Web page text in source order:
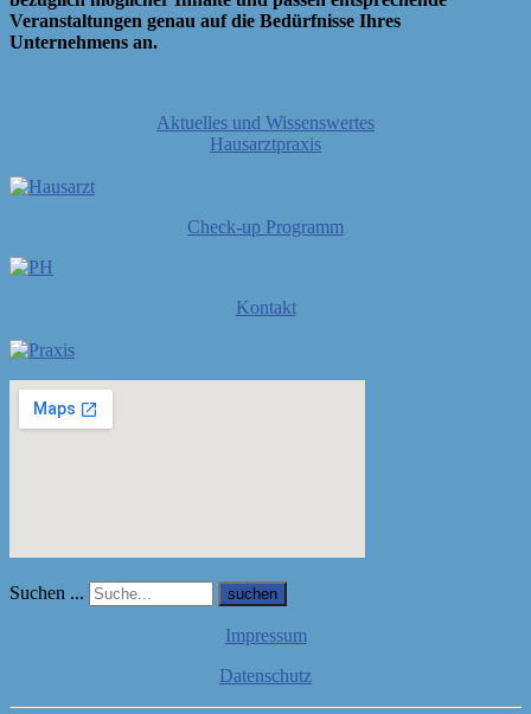
Veranstaltungen genau auf die Bedürfnisse Ihres
Unternehmens an.
Aktuelles und Wissenswertes
Hausarztpraxis
Check-up Programm
Kontakt
Suchen ... suchen
Impressum
Datenschutz